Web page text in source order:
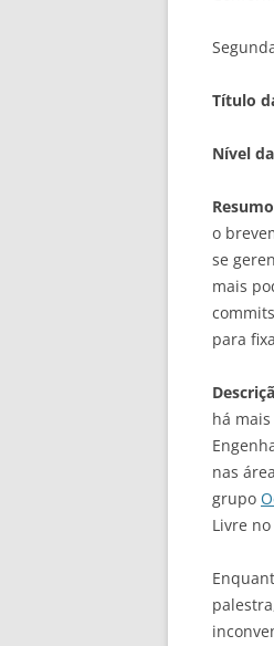
Título
Nível
o
se
mais
para
há
nas
grupo
Livre